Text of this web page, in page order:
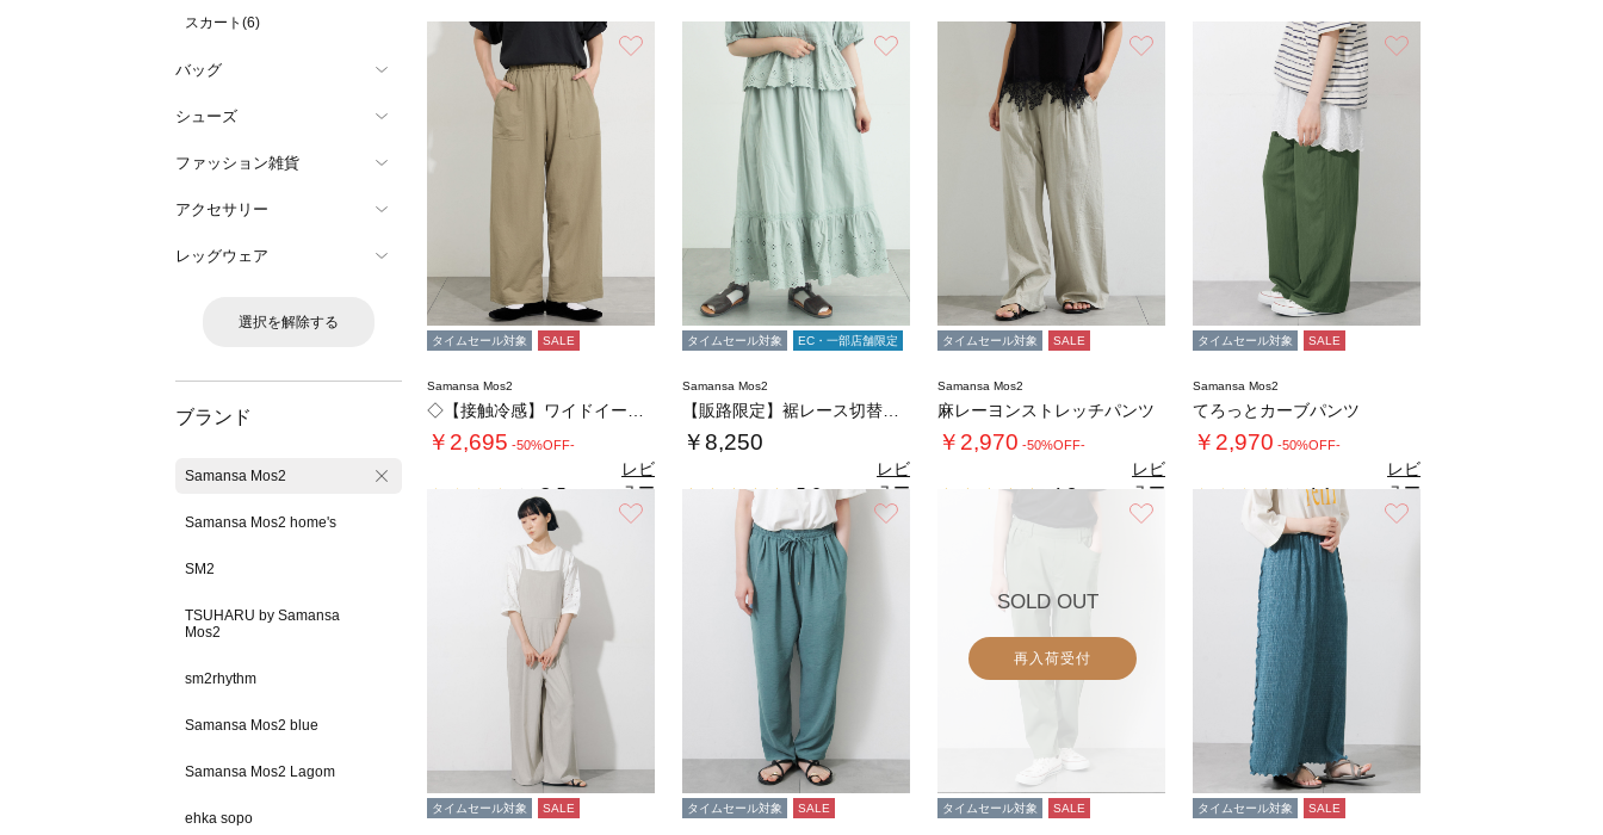
スカート(6)
バッグ
シューズ
ファッション雑貨
アクセサリー
レッグウェア
選択を解除する
ブランド
Samansa Mos2
Samansa Mos2 home's
SM2
TSUHARU by Samansa
Mos2
sm2rhythm
Samansa Mos2 blue
Samansa Mos2 Lagom
ehka sopo
タイムセール対象 SALE
Samansa Mos2
￥2,695 -50%OFF-
3.5 （2）
レビ
ュー
を見
る
タイムセール対象 EC・一部店舗限定
Samansa Mos2
￥8,250
5.0（4）
レビ
ュー
を見
る
タイムセール対象 SALE
Samansa Mos2
麻レーヨンストレッチパンツ
￥2,970 -50%OFF-
4.8（4）
レビ
ュー
を見
る
タイムセール対象 SALE
Samansa Mos2
てろっとカーブパンツ
￥2,970 -50%OFF-
4.1（9）
レビ
ュー
を見
る
タイムセール対象 SALE タイムセール対象 SALE
SOLD OUT
再入荷受付
タイムセール対象 SALE タイムセール対象 SALE